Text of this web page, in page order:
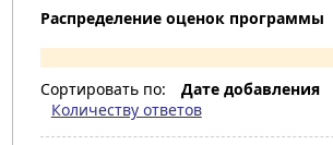
Распределение оценок программы
Сортировать по: Дате добавления
Количеству ответов